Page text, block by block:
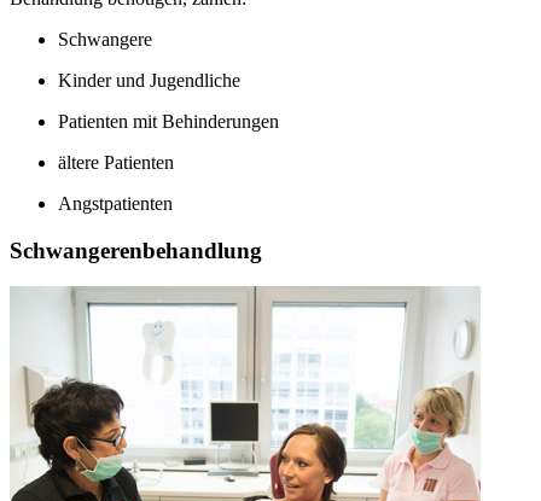
Schwangere
Kinder und Jugendliche
Patienten mit Behinderungen
ältere Patienten
Angstpatienten
Schwangerenbehandlung